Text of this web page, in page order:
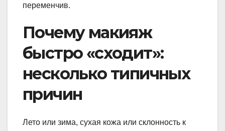
переменчив.
Почему макияж
быстро «сходит»:
несколько типичных
причин
Лето или зима, сухая кожа или склонность к